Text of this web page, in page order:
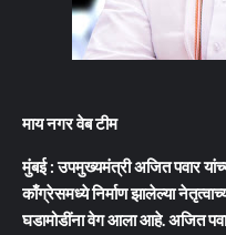
माय नगर वेब टीम
मुंबई : उपमुख्यमंत्री अजित पवार
काँग्रेसमध्ये निर्माण झालेल्या
घडामोडींना वेग आला आहे. अजित